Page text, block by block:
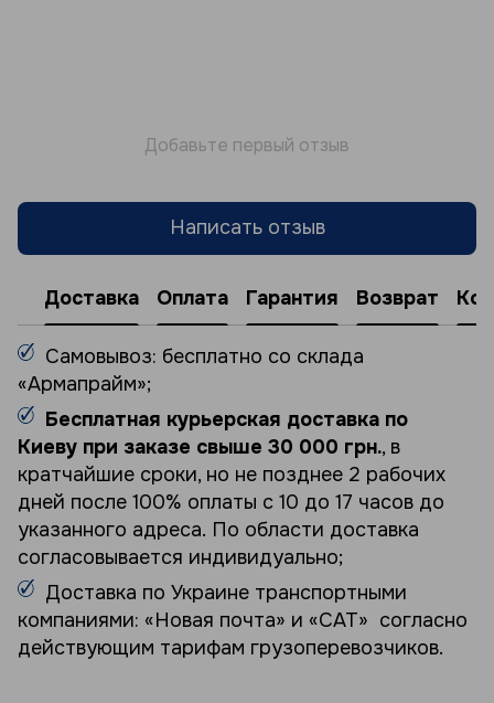
Добавьте первый отзыв
Написать отзыв
Доставка Оплата Гарантия Возврат
Самовывоз: бесплатно со склада
«Армапрайм»;
Бесплатная курьерская доставка по
Киеву при заказе свыше 30 000 грн., в
кратчайшие сроки, но не позднее 2 рабочих
дней после 100% оплаты с 10 до 17 часов до
указанного адреса. По области доставка
согласовывается индивидуально;
Доставка по Украине транспортными
компаниями: «Новая почта» и «САТ» согласно
действующим тарифам грузоперевозчиков.